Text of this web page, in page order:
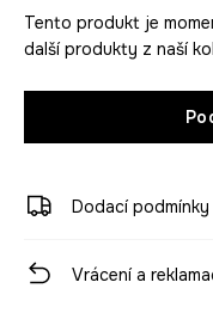
Tento produkt je
další produkty z naší
Dodací podmínky
Vrácení a